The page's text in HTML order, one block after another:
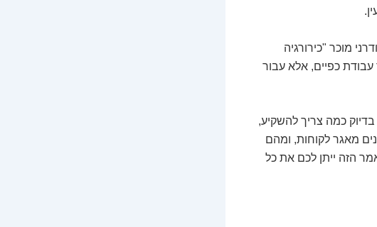
מוכר "כירורגיה
עבודת כפיים, אלא עבור
כמה צריך להשקיע,
מאגר לקוחות, ומהם
הזה ייתן לכם את כל